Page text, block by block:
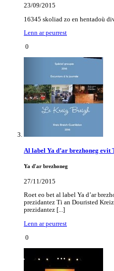
23/09/2015
16345 skoliad zo en hentadoù
Lenn ar peurrest
0
Al label Ya d’ar brezhoneg
Ya d'ar brezhoneg
27/11/2015
Roet eo bet al label Ya d’ar
prezidantez Ti an Douristed
prezidantez [...]
Lenn ar peurrest
0